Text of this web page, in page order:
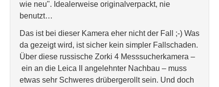
wie neu". Idealerweise originalverpackt, nie
benutzt…
Das ist bei dieser Kamera eher nicht der Fall ;-) Was
da gezeigt wird, ist sicher kein simpler Fallschaden.
Über diese russische Zorki 4 Messsucherkamera –
ein an die Leica II angelehnter Nachbau – muss
etwas sehr Schweres drübergerollt sein. Und doch